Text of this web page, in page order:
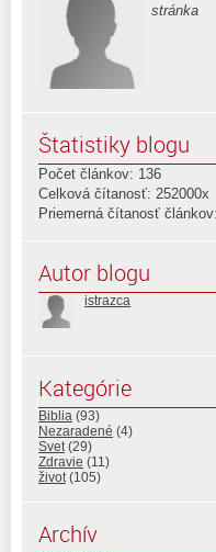
stránka
Štatistiky blogu
Počet článkov: 136
Celková čítanosť: 252000x
Priemerná čítanosť
Autor blogu
istrazca
Kategórie
Biblia (93)
Nezaradené (4)
Svet (29)
Zdravie (11)
život (105)
Archív